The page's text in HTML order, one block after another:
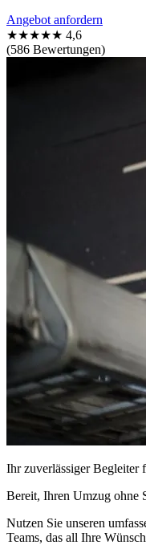
Angebot anfordern
★★★★★ 4,6
(586 Bewertungen)
Ihr zuverlässiger Begleiter
Bereit, Ihren Umzug ohne
Nutzen Sie unseren
Teams, das all Ihre